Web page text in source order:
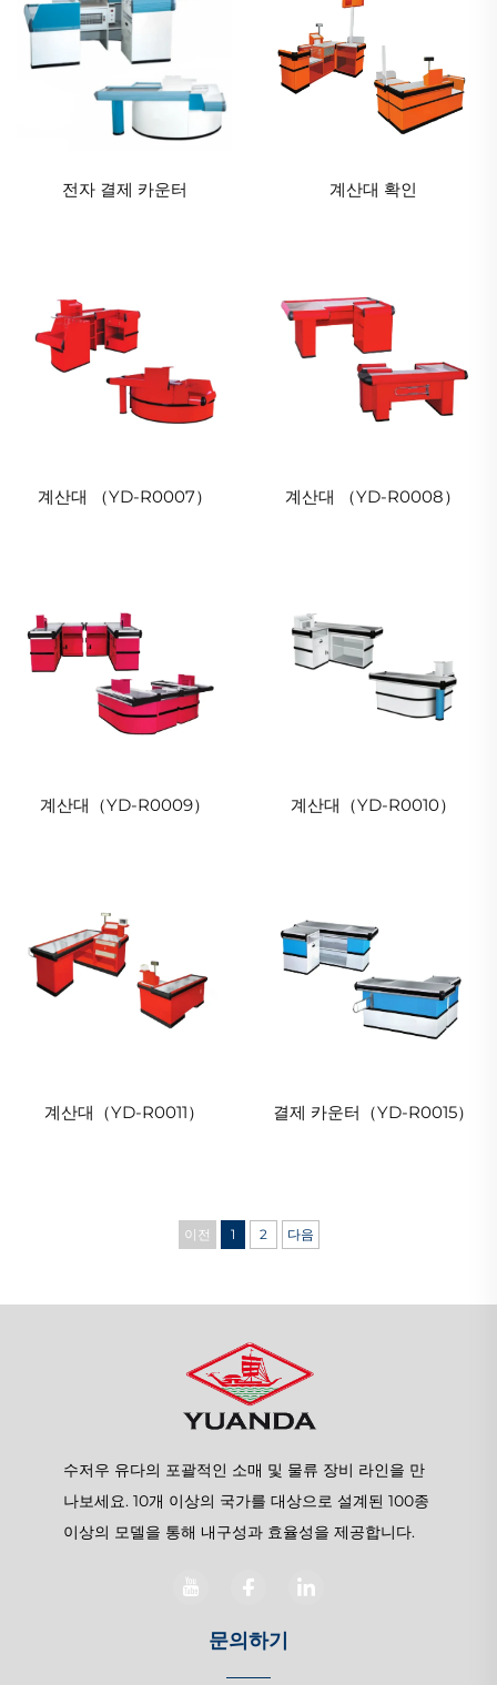
전자 결제 카운터 계산대 확인
계산대 （YD-R0007） 계산대 （YD-R0008）
계산대（YD-R0009） 계산대（YD-R0010）
계산대（YD-R0011） 결제 카운터（YD-R0015）
이전 1 2 다음
수저우 유다의 포괄적인 소매 및 물류 장비 라인을 만
나보세요. 10개 이상의 국가를 대상으로 설계된 100종
이상의 모델을 통해 내구성과 효율성을 제공합니다.
문의하기